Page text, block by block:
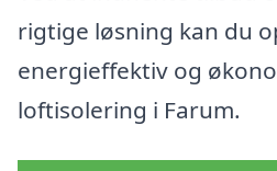
rigtige løsning kan du
energieffektiv og
loftisolering i Farum.